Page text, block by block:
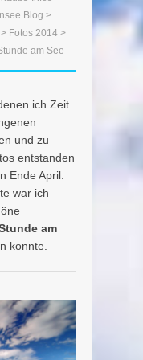
Blog >
> Fotos 2014 >
am See
ich Zeit
und zu
entstanden
Ende April.
war ich
am
konnte.